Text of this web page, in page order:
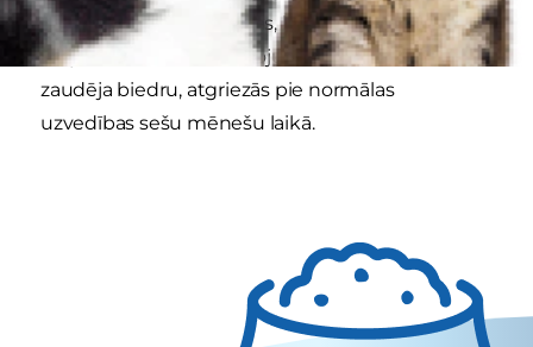
skaļāki. Taču pozitīvi ir tas, ka 160 aptaujātajās
mājsaimniecībās visi lolojumdzīvnieki, kas
zaudēja biedru, atgriezās pie normālas
uzvedības sešu mēnešu laikā.